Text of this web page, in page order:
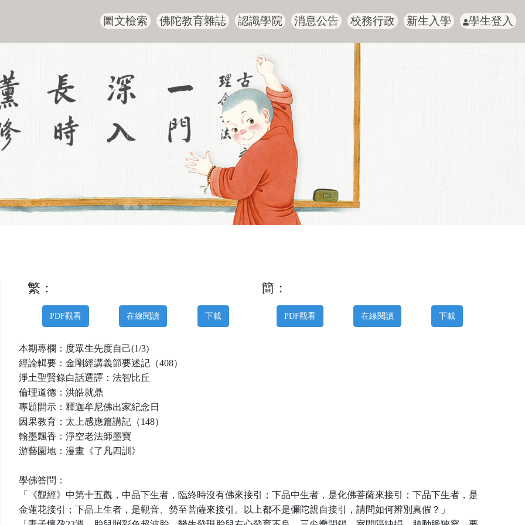
圖文檢索 佛陀教育雜誌 認識學院 消息公告 校務行政 新生入學 學生登入
繁：
PDF觀看 在線閱讀 下載
簡：
PDF觀看 在線閱讀 下載
本期專欄： 度眾生先度自己(1/3)
經論輯要：金剛經講義節要述記（408）
淨土聖賢錄白話選譯： 法智比丘
倫理道德：洪皓就鼎
專題開示：釋迦牟尼佛出家紀念日
因果教育：太上感應篇講記（148）
翰墨飄香：淨空老法師墨寶
游藝園地： 漫畫《了凡四訓》
學佛答問：
「《觀經》中第十五觀，中品下生者，臨終時沒有佛來接引；下品中生者，是化佛菩薩來接引；下品下生者，是
金蓮花接引；下品上生者，是觀音、勢至菩薩來接引。以上都不是彌陀親自接引，請問如何辨別真假？」